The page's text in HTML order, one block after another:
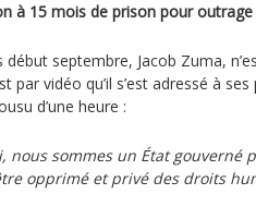
à 15 mois de prison pour outrage
début septembre, Jacob Zuma,
par vidéo qu’il s’est adressé à
d’une heure :
nous sommes un État gouverné
opprimé et privé des droits